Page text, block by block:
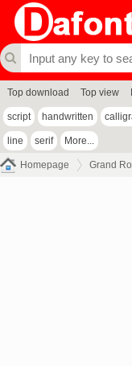
Top download Top view
script handwritten
line serif More...
Homepage Grand